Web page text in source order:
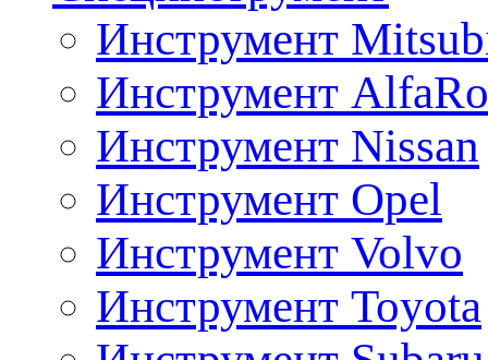
Инструмент
Инструмент
Инструмент Nissan
Инструмент Opel
Инструмент Volvo
Инструмент Toyota